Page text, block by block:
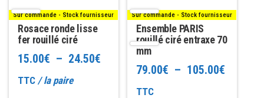
Sur commande - Stock fournisseur
Rosace ronde lisse
fer rouillé ciré
15.00€ – 24.50€
TTC / la paire
a
plusieurs
variations.
Les
Sur commande - Stock fournisseur
Ensemble PARIS
rouillé ciré entraxe 70
mm
79.00€ – 105.00€Plage
TTC
a
plusieurs
variations.
Les
options
peuvent